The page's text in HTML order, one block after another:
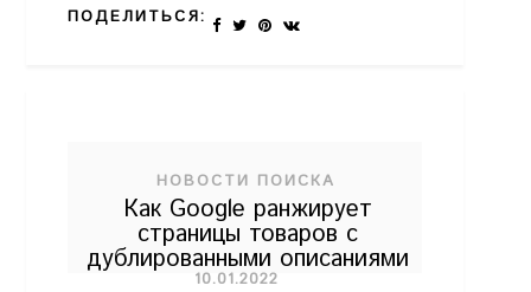
ПОДЕЛИТЬСЯ:
НОВОСТИ ПОИСКА
Как Google ранжирует
страницы товаров с
дублированными описаниями
10.01.2022